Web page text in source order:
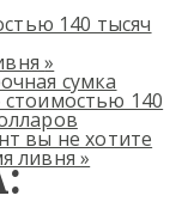
140 тысяч
»
сумка
стоимостью 140
вы не хотите
ливня»